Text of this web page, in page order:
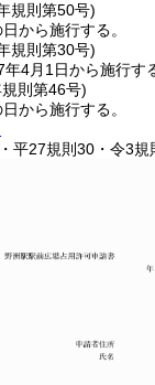
規則第50号)
から施行する。
規則第30号)
4月1日から施行す
規則第46号)
から施行する。
平27規則30・令3規